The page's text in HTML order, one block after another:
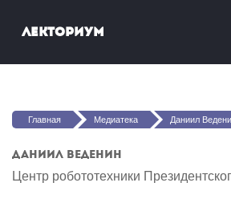
Лекториум
Вы здесь
Главная Медиатека Даниил
Даниил Веденин
Центр робототехники